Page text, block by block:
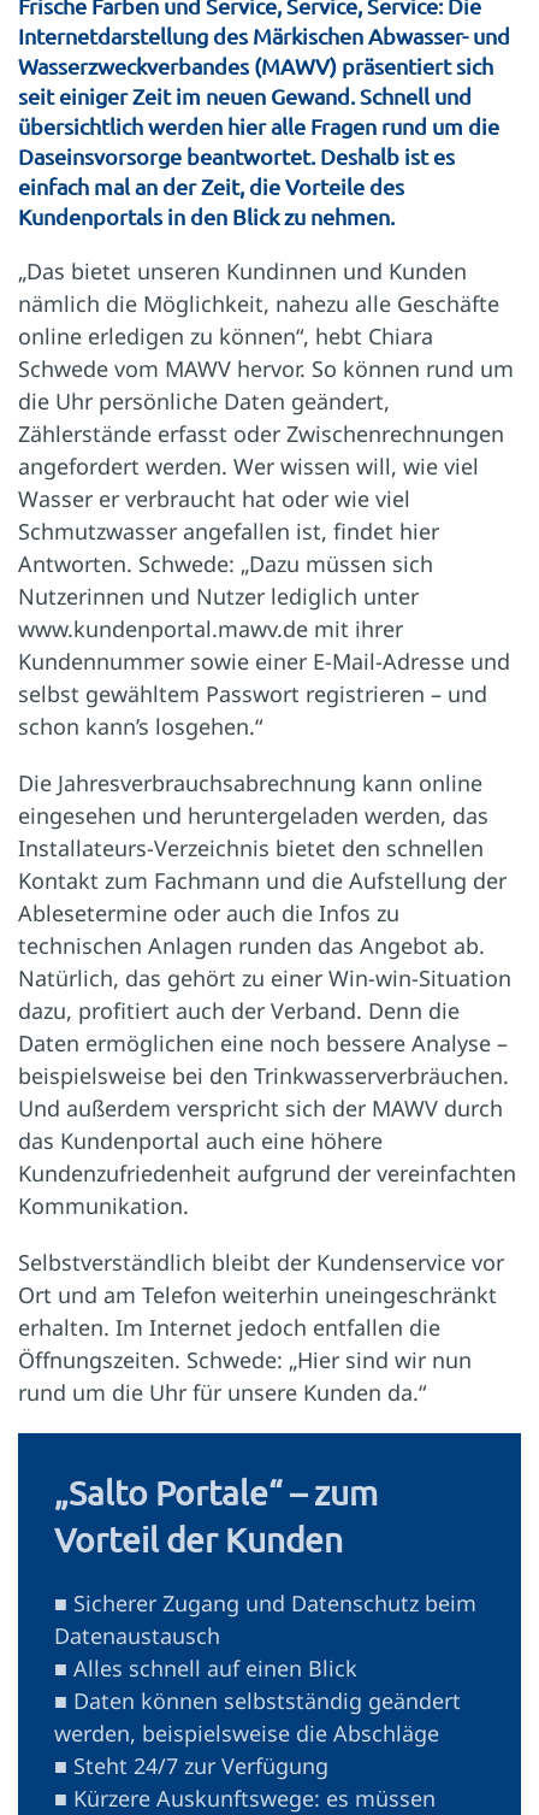
Internetdarstellung des Märkischen Abwasser- und
Wasserzweckverbandes (MAWV) präsentiert sich
seit einiger Zeit im neuen Gewand. Schnell und
übersichtlich werden hier alle Fragen rund um die
Daseinsvorsorge beantwortet. Deshalb ist es
einfach mal an der Zeit, die Vorteile des
Kundenportals in den Blick zu nehmen.
„Das bietet unseren Kundinnen und Kunden
nämlich die Möglichkeit, nahezu alle Geschäfte
online erledigen zu können“, hebt Chiara
Schwede vom MAWV hervor. So können rund um
die Uhr persönliche Daten geändert,
Zählerstände erfasst oder Zwischenrechnungen
angefordert werden. Wer wissen will, wie viel
Wasser er verbraucht hat oder wie viel
Schmutzwasser angefallen ist, findet hier
Antworten. Schwede: „Dazu müssen sich
Nutzerinnen und Nutzer lediglich unter
www.kundenportal.mawv.de mit ihrer
Kundennummer sowie einer E-Mail-Adresse und
selbst gewähltem Passwort registrieren – und
schon kann’s losgehen.“
Die Jahresverbrauchsabrechnung kann online
eingesehen und heruntergeladen werden, das
Installateurs-Verzeichnis bietet den schnellen
Kontakt zum Fachmann und die Aufstellung der
Ablesetermine oder auch die Infos zu
technischen Anlagen runden das Angebot ab.
Natürlich, das gehört zu einer Win-win-Situation
dazu, profitiert auch der Verband. Denn die
Daten ermöglichen eine noch bessere Analyse –
beispielsweise bei den Trinkwasserverbräuchen.
Und außerdem verspricht sich der MAWV durch
das Kundenportal auch eine höhere
Kundenzufriedenheit aufgrund der vereinfachten
Kommunikation.
Selbstverständlich bleibt der Kundenservice vor
Ort und am Telefon weiterhin uneingeschränkt
erhalten. Im Internet jedoch entfallen die
Öffnungszeiten. Schwede: „Hier sind wir nun
rund um die Uhr für unsere Kunden da.“
„Salto Portale“ – zum
Vorteil der Kunden
■ Sicherer Zugang und Datenschutz beim
Datenaustausch
■ Alles schnell auf einen Blick
■ Daten können selbstständig geändert
werden, beispielsweise die Abschläge
■ Steht 24/7 zur Verfügung
■ Kürzere Auskunftswege: es müssen